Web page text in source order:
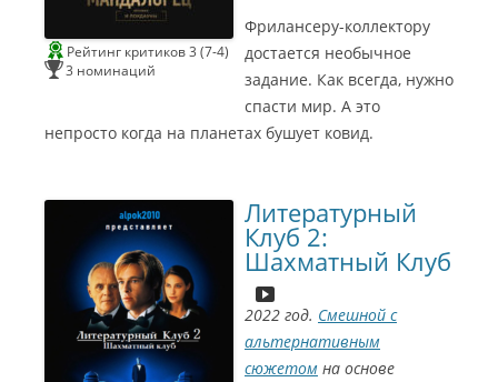
Рейтинг критиков 3 (7-4)
3 номинаций
Фрилансеру-коллектору
достается необычное
задание. Как всегда, нужно
спасти мир. А это
непросто когда на планетах бушует ковид.
Литературный
Клуб 2:
Шахматный Клуб
2022 год. Смешной с
альтернативным
сюжетом на основе